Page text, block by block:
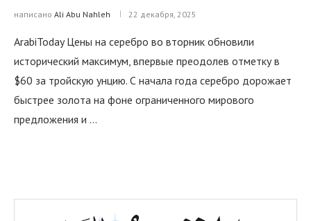
написано Ali Abu Nahleh 22 декабря, 2025
ArabiToday Цены на серебро во вторник обновили
исторический максимум, впервые преодолев отметку в
$60 за тройскую унцию. С начала года серебро дорожает
быстрее золота на фоне ограниченного мирового
предложения и …